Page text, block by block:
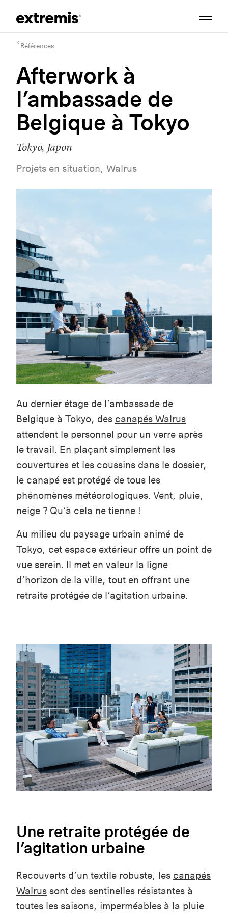
Références
Afterwork à
l’ambassade de
Belgique à Tokyo
Tokyo, Japon
Projets en situation, Walrus
Au dernier étage de l’ambassade de
Belgique à Tokyo, des canapés Walrus
attendent le personnel pour un verre après
le travail. En plaçant simplement les
couvertures et les coussins dans le dossier,
le canapé est protégé de tous les
phénomènes météorologiques. Vent, pluie,
neige ? Qu’à cela ne tienne !
Au milieu du paysage urbain animé de
Tokyo, cet espace extérieur offre un point de
vue serein. Il met en valeur la ligne
d’horizon de la ville, tout en offrant une
retraite protégée de l’agitation urbaine.
Une retraite protégée de
l’agitation urbaine
Recouverts d’un textile robuste, les canapés
Walrus sont des sentinelles résistantes à
toutes les saisons, imperméables à la pluie